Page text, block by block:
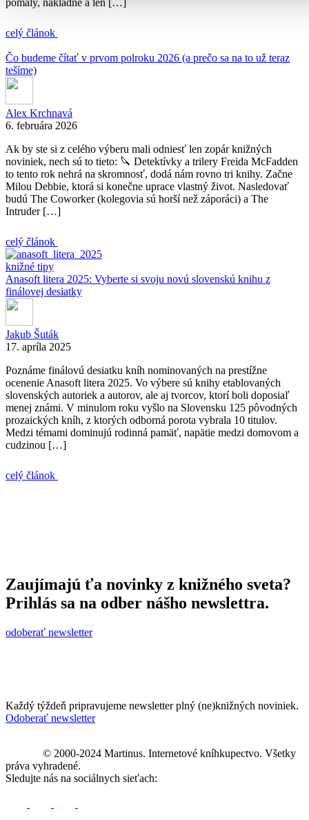
celý článok
Čo budeme čítať v prvom polroku 2026 (a prečo sa na to už teraz
tešíme)
Alex Krchnavá
6. februára 2026
Ak by ste si z celého výberu mali odniesť len zopár knižných
noviniek, nech sú to tieto: 🔪 Detektívky a trilery Freida McFadden
to tento rok nehrá na skromnosť, dodá nám rovno tri knihy. Začne
Milou Debbie, ktorá si konečne uprace vlastný život. Nasledovať
budú The Coworker (kolegovia sú horší než záporáci) a The
Intruder […]
celý článok
knižné tipy
Anasoft litera 2025: Vyberte si svoju novú slovenskú knihu z
finálovej desiatky
Jakub Šuták
17. apríla 2025
Poznáme finálovú desiatku kníh nominovaných na prestížne
ocenenie Anasoft litera 2025. Vo výbere sú knihy etablovaných
slovenských autoriek a autorov, ale aj tvorcov, ktorí boli doposiaľ
menej známi. V minulom roku vyšlo na Slovensku 125 pôvodných
prozaických kníh, z ktorých odborná porota vybrala 10 titulov.
Medzi témami dominujú rodinná pamäť, napätie medzi domovom a
cudzinou […]
celý článok
Zaujímajú ťa novinky z knižného sveta?
Prihlás sa na odber nášho newslettra.
odoberať newsletter
Každý týždeň pripravujeme newsletter plný (ne)knižných noviniek.
Odoberať newsletter
© 2000-2024 Martinus. Internetové kníhkupectvo. Všetky
práva vyhradené.
Sledujte nás na sociálnych sieťach: